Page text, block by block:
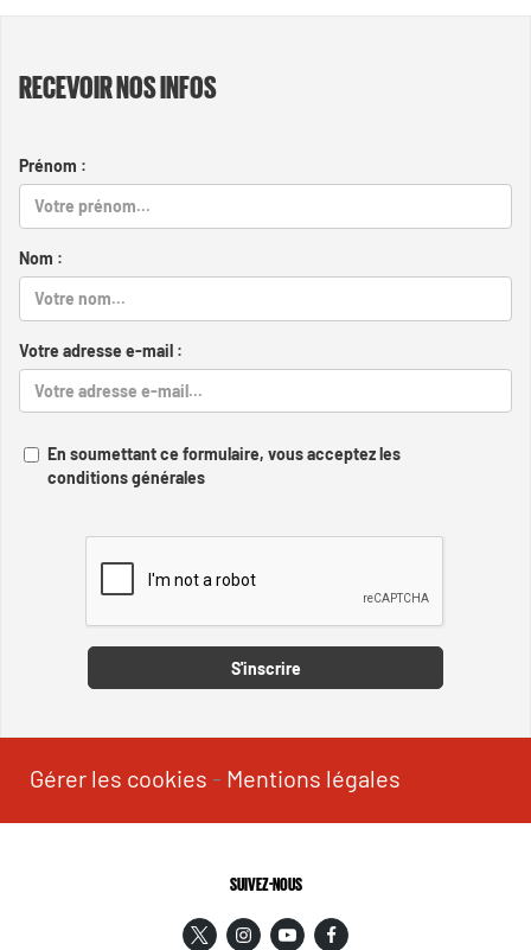
RECEVOIR NOS INFOS
Prénom :
Nom :
Votre adresse e-mail :
En soumettant ce formulaire, vous acceptez les
conditions générales
S'inscrire
Gérer les cookies - Mentions légales
SUIVEZ-NOUS